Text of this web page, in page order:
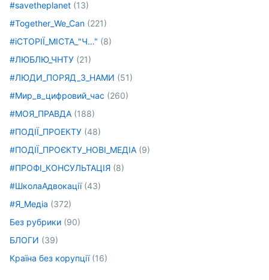
#savetheplanet (13)
#Together_We_Can (221)
#іСТОРІЇ_МІСТА_"Ч…" (8)
#ЛЮБЛЮ_ЧНТУ (21)
#ЛЮДИ_ПОРЯД_З_НАМИ (51)
#Мир_в_цифровий_час (260)
#МОЯ_ПРАВДА (188)
#ПОДІЇ_ПРОЕКТУ (48)
#ПОДІЇ_ПРОЄКТУ_НОВІ_МЕДІА (9)
#ПРОФІ_КОНСУЛЬТАЦІЯ (8)
#ШколаАдвокації(43)
#Я_Медіа (372)
Без рубрики (90)
БЛОГИ (39)
Країна без корупції(16)